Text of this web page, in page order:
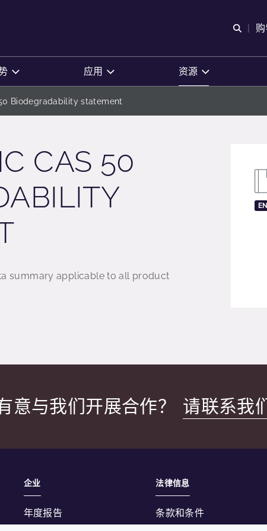
应用 资源
Biodegradability statement
CAS 50
summary applicable to all product
EN
意与我们开展合作？ 请联系我
企业
年度报告
法律信息
条款和条件